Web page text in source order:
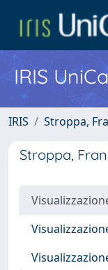
IRIS
IRIS Stroppa,
Stroppa,